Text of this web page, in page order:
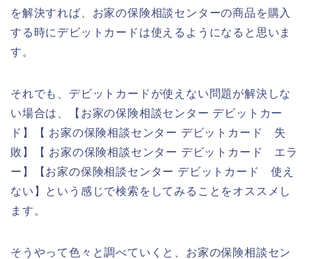
を解決すれば、お家の保険相談センターの商品を購入
する時にデビットカードは使えるようになると思いま
す。
それでも、デビットカードが使えない問題が解決しな
い場合は、【お家の保険相談センター デビットカー
ド】【 お家の保険相談センター デビットカード 失
敗】【 お家の保険相談センター デビットカード エラ
ー】【お家の保険相談センター デビットカード 使え
ない】という感じで検索をしてみることをオススメし
ます。
そうやって色々と調べていくと、お家の保険相談セン